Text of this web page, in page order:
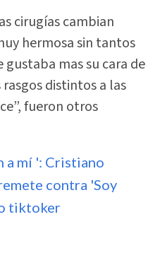
cirugías cambian
hermosa sin tantos
gustaba mas su cara de
distintos a las
fueron otros
a mí ': Cristiano
contra 'Soy
tiktoker